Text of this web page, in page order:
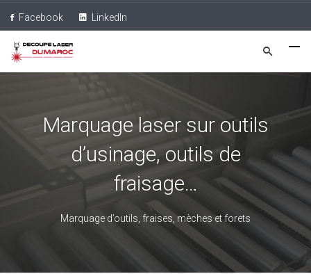
Facebook LinkedIn
Marquage laser sur outils
d’usinage, outils de
fraisage…
Marquage d’outils, fraises, mèches et forets